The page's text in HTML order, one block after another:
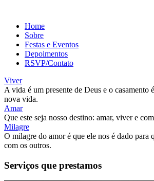
Home
Sobre
Festas e Eventos
Depoimentos
RSVP/Contato
Viver
A vida é um presente de Deus e o casamento
nova vida.
Amar
Que este seja nosso destino: amar, viver e
Milagre
O milagre do amor é que ele nos é dado para
com os outros.
Serviços que prestamos